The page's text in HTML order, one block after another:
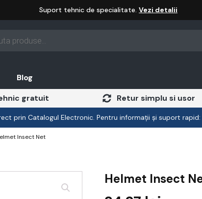
Suport tehnic de specialitate.Vezi detalii
Blog
gratuit Retur simplu si usor
prin Catalogul Electronic. Pentru informații și suport rapid:
Insect Net
Helmet Insect